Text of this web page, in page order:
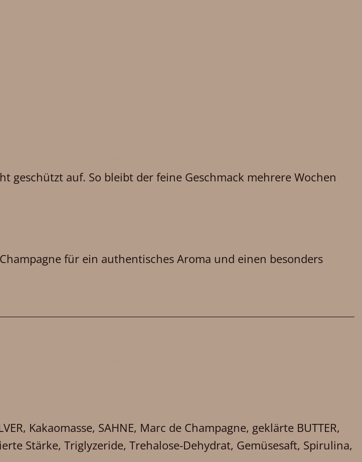
geschützt auf. So bleibt der feine Geschmack mehrere Wochen
für ein authentisches Aroma und einen besonders
Kakaomasse, SAHNE, Marc de Champagne, geklärte BUTTER,
Stärke, Triglyzeride, Trehalose-Dehydrat, Gemüsesaft, Spirulina,